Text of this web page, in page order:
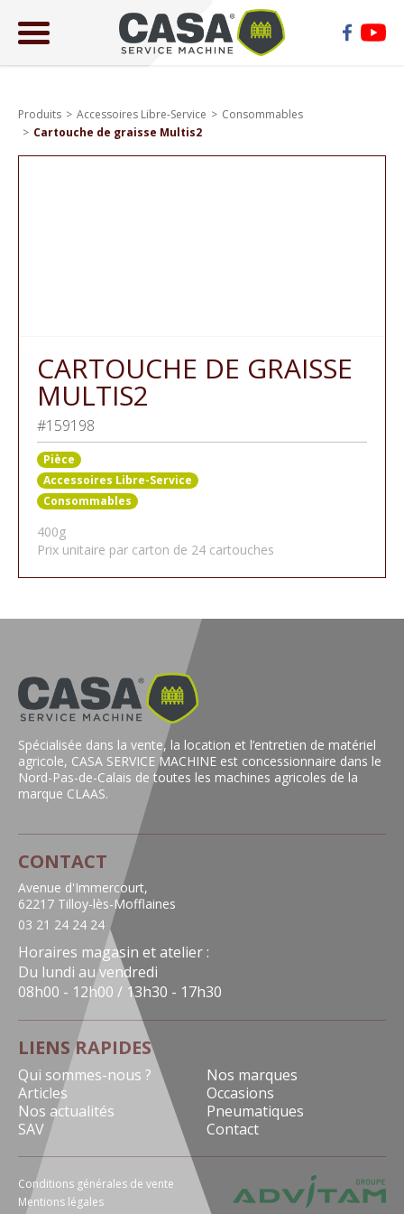
Produits Accessoires Libre-Service
Consommables
Cartouche de graisse Multis2
CARTOUCHE DE GRAISSE
MULTIS2
#159198
Pièce
Accessoires Libre-Service
Consommables
400g
Prix unitaire par carton de 24 cartouches
Spécialisée dans la vente, la location et l’entretien de matériel
agricole, CASA SERVICE MACHINE est concessionnaire dans le
Nord-Pas-de-Calais de toutes les machines agricoles de la
marque CLAAS.
CONTACT
Avenue d'Immercourt,
62217 Tilloy-lès-Mofflaines
03 21 24 24 24
Horaires magasin et atelier :
Du lundi au vendredi
08h00 - 12h00 / 13h30 - 17h30
LIENS RAPIDES
Qui sommes-nous ?
Nos marques
Articles
Occasions
Nos actualités
Pneumatiques
SAV
Contact
Conditions générales de vente
Mentions légales